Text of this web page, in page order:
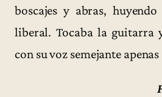
boscajes y abras,
liberal. Tocaba la guitarra
con su voz semejante